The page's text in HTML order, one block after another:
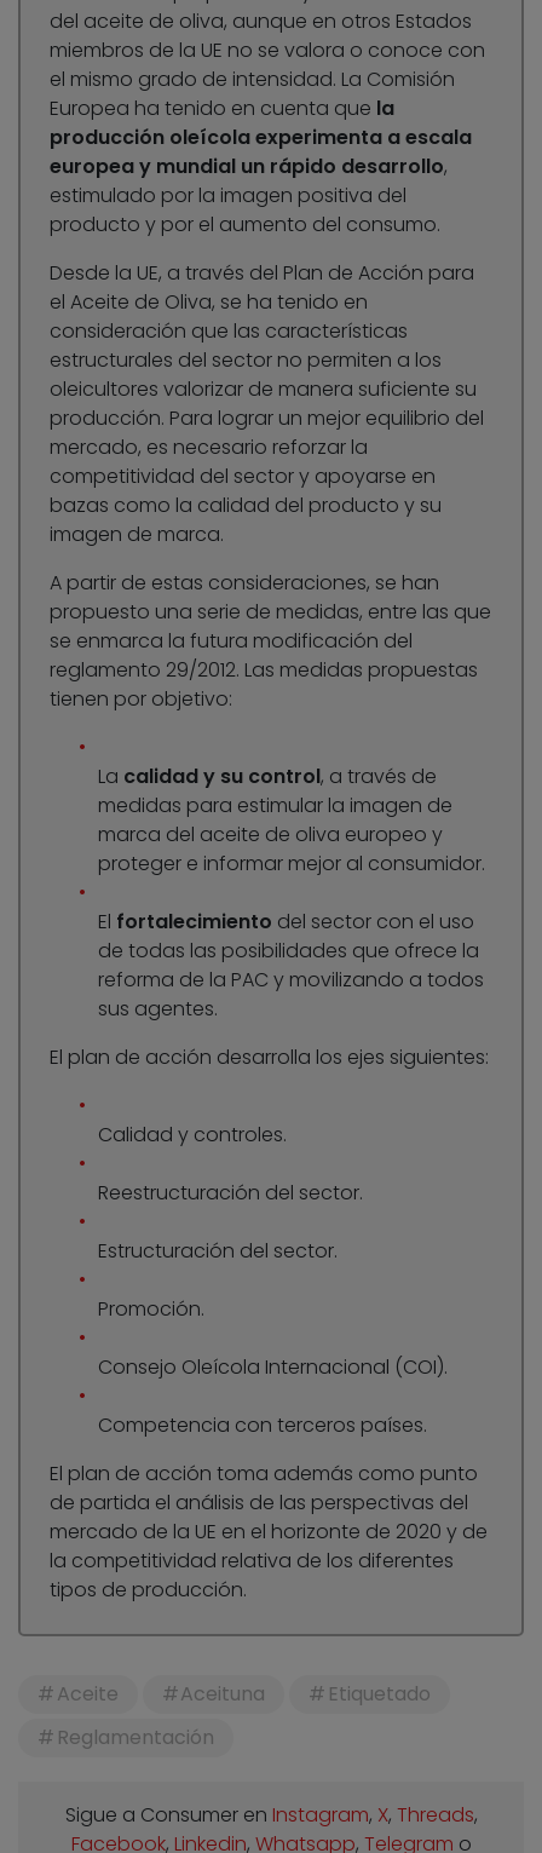
del aceite de oliva, aunque en otros Estados
miembros de la UE no se valora o conoce con
el mismo grado de intensidad. La Comisión
Europea ha tenido en cuenta que la
producción oleícola experimenta a escala
europea y mundial un rápido desarrollo,
estimulado por la imagen positiva del
producto y por el aumento del consumo.
Desde la UE, a través del Plan de Acción para
el Aceite de Oliva, se ha tenido en
consideración que las características
estructurales del sector no permiten a los
oleicultores valorizar de manera suficiente su
producción. Para lograr un mejor equilibrio del
mercado, es necesario reforzar la
competitividad del sector y apoyarse en
bazas como la calidad del producto y su
imagen de marca.
A partir de estas consideraciones, se han
propuesto una serie de medidas, entre las que
se enmarca la futura modificación del
reglamento 29/2012. Las medidas propuestas
tienen por objetivo:
La calidad y su control, a través de
medidas para estimular la imagen de
marca del aceite de oliva europeo y
proteger e informar mejor al consumidor.
El fortalecimiento del sector con el uso
de todas las posibilidades que ofrece la
reforma de la PAC y movilizando a todos
sus agentes.
El plan de acción desarrolla los ejes siguientes:
Calidad y controles.
Reestructuración del sector.
Estructuración del sector.
Promoción.
Consejo Oleícola Internacional (COI).
Competencia con terceros países.
El plan de acción toma además como punto
de partida el análisis de las perspectivas del
mercado de la UE en el horizonte de 2020 y de
la competitividad relativa de los diferentes
tipos de producción.
Aceite Aceituna
Etiquetado
Reglamentación
Sigue a Consumer en Instagram, X, Threads,
Facebook, Linkedin, Whatsapp, Telegram o